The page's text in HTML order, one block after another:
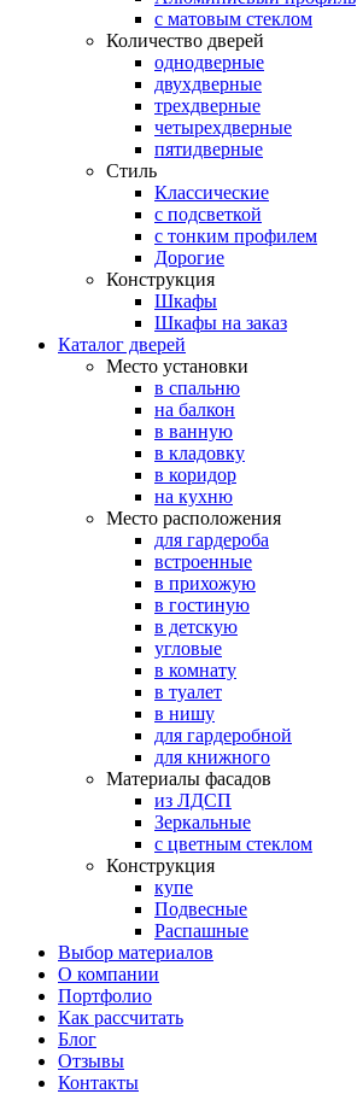
с матовым стеклом
Количество дверей
однодверные
двухдверные
трехдверные
четырехдверные
пятидверные
Стиль
Классические
с подсветкой
с тонким профилем
Дорогие
Конструкция
Шкафы
Шкафы на заказ
Каталог дверей
Место установки
в спальню
на балкон
в ванную
в кладовку
в коридор
на кухню
Место расположения
для гардероба
встроенные
в прихожую
в гостиную
в детскую
угловые
в комнату
в туалет
в нишу
для гардеробной
для книжного
Материалы фасадов
из ЛДСП
Зеркальные
с цветным стеклом
Конструкция
купе
Подвесные
Распашные
Выбор материалов
О компании
Портфолио
Как рассчитать
Блог
Отзывы
Контакты